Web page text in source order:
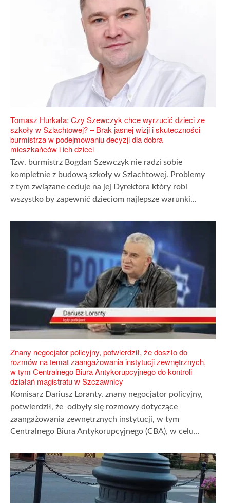
Tomasz Hurkała: Czy Szewczyk chce wyrzucić dzieci ze
szkoły w Szlachtowej? – Brak jasnej wizji i skuteczności
burmistrza w podejmowaniu decyzji dla dobra
mieszkańców i ich dzieci
Tzw. burmistrz Bogdan Szewczyk nie radzi sobie
kompletnie z budową szkoły w Szlachtowej. Problemy
z tym związane ceduje na jej Dyrektora który robi
wszystko by zapewnić dzieciom najlepsze warunki...
Znany negocjator policyjny, potwierdził, że doszło do
rozmów na temat zaangażowania instytucji zewnętrznych,
w tym Centralnego Biura Antykorupcyjnego do kontroli
działań magistratu w Szczawnicy
Komisarz Dariusz Loranty, znany negocjator policyjny,
potwierdził, że odbyły się rozmowy dotyczące
zaangażowania zewnętrznych instytucji, w tym
Centralnego Biura Antykorupcyjnego (CBA), w celu...